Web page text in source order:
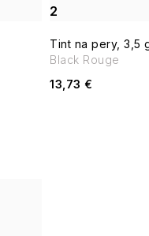
2
Tint na pery, 3,5
13,73 €
Black Rouge